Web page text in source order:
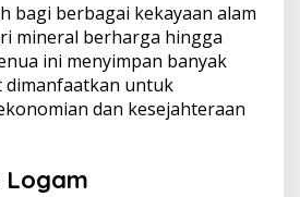
bagi berbagai kekayaan alam
mineral berharga hingga
ini menyimpan banyak
dimanfaatkan untuk
dan kesejahteraan
Logam